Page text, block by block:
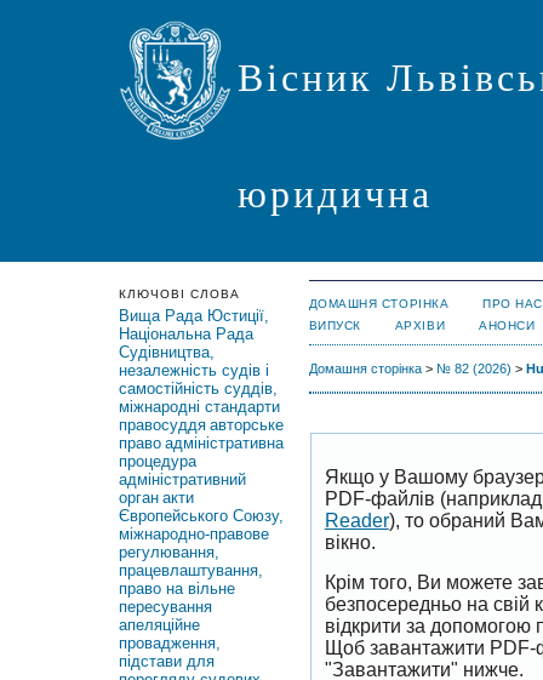
Вісник
юридична
КЛЮЧОВІ СЛОВА
Вища Рада Юстиції,
Національна Рада
Судівництва,
незалежність судів і
самостійність суддів,
міжнародні стандарти
правосуддя авторське
право адміністративна
процедура
адміністративний
орган акти
Європейського Союзу,
міжнародно-правове
регулювання,
працевлаштування,
право на вільне
пересування
апеляційне
провадження,
підстави для
ДОМАШНЯ СТОРІНКА
ПРО НАС
ВИПУСК
АРХІВИ АНОНСИ
Домашня сторінка> № 82 (2026) >
Якщо у Вашому
PDF-файлів
Reader), то обраний
вікно.
Крім того, Ви можете
безпосередньо на
відкрити за
Щоб завантажити PDF-
"Завантажити" нижче.